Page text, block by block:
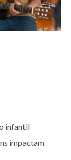
infantil
impactam